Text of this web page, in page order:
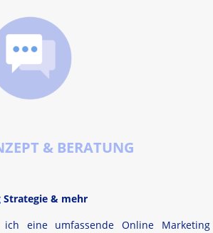
& BERATUNG
& mehr
eine umfassende Online Marketing